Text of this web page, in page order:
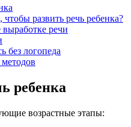
чтобы развить речь ребенка?
речи
без логопеда
ребенка
возрастные этапы: